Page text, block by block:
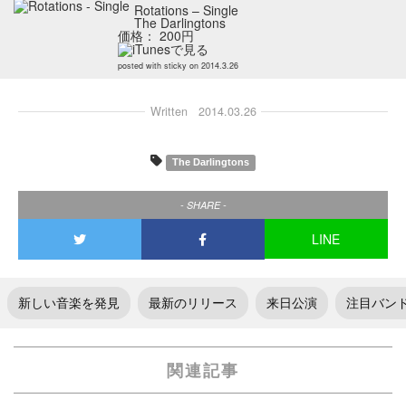
Facebook
to indienative
Rotations – Single
The Darlingtons
価格： 200円
posted with sticky on 2014.3.26
Written 2014.03.26
The Darlingtons
- SHARE -
LINE
新しい音楽を発見 最新のリリース 来日公演 注目バン
関連記事